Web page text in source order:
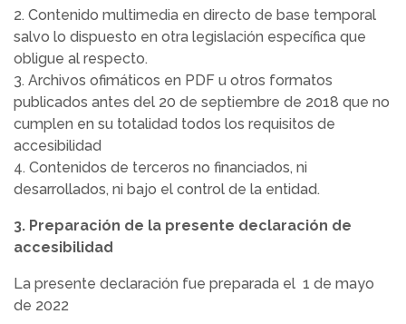
2. Contenido multimedia en directo de base temporal
salvo lo dispuesto en otra legislación específica que
obligue al respecto.
3. Archivos ofimáticos en PDF u otros formatos
publicados antes del 20 de septiembre de 2018 que no
cumplen en su totalidad todos los requisitos de
accesibilidad
4. Contenidos de terceros no financiados, ni
desarrollados, ni bajo el control de la entidad.
3. Preparación de la presente declaración de
accesibilidad
La presente declaración fue preparada el 1 de mayo
de 2022